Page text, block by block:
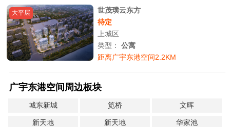
大平层
世茂璞云东方
待定
上城区
类型：公寓
距离广宇东港空间2.2KM
广宇东港空间周边板块
城东新城 笕桥 文晖
新天地 新天地 华家池